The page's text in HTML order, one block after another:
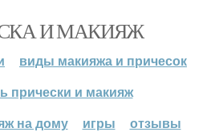
И МАКИЯЖ
виды макияжа и причесок
прически и макияж
на дому
игры отзывы